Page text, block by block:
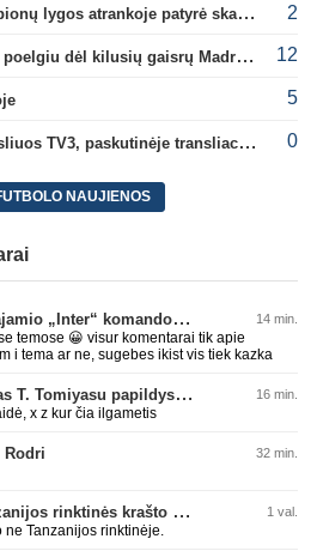
V. Dambrausko ekipa Čempionų lygos atrankoje patyrė skaudžią nesėkmę 2
L. Messi pasižymėjo kilniu poelgiu dėl kilusių gaisrų Madride 12
5
Dvikovas su „Hajduk“ transliuos TV3, paskutinėje transliacijoje – nauji rekordai 0
NAUJIENOS
L. Messi gerokai pakėlė Majamio „Inter“ komandos vertę 14 min.
temose 😀 visur komentarai tik apie
i tema ar ne, sugebes ikist vis tiek kazka
Ilgametis „Arsenal“ žaidėjas T. Tomiyasu papildys „Crystal Palace“ ekipą 16 min.
x z kur čia ilgametis
Rodri 32 min.
„Sporting“ pasipildys Tanzanijos rinktinės krašto saugu 1 val.
ne Tanzanijos rinktinėje.